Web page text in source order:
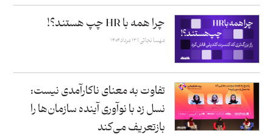
چرا همه با HR چپ هستند؟!
مهسا نجاتی ۱۳ مرداد ۱۴۰۴
تفاوت به معنای ناکارآمدی نیست:
نسل زد با نوآوری آینده سازمان‌ها را
بازتعریف می‌کند